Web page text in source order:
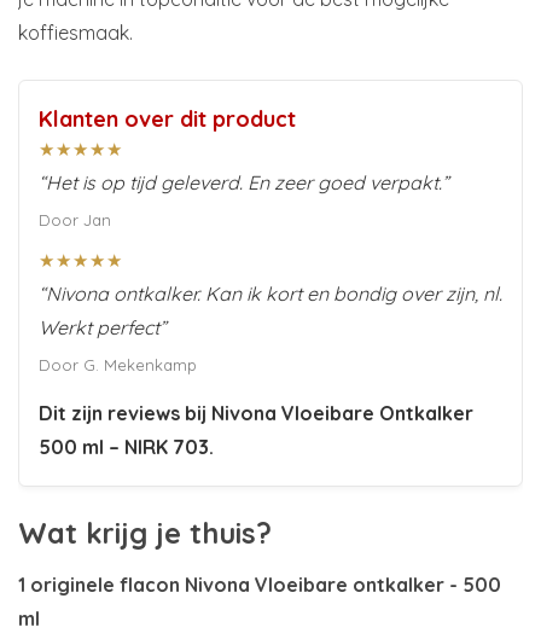
koffiesmaak.
Klanten over dit product
★★★★★
“Het is op tijd geleverd. En zeer goed verpakt.”
Door Jan
★★★★★
“Nivona ontkalker. Kan ik kort en bondig over zijn, nl.
Werkt perfect”
Door G. Mekenkamp
Dit zijn reviews bij Nivona Vloeibare Ontkalker
500 ml – NIRK 703.
Wat krijg je thuis?
1 originele flacon Nivona Vloeibare ontkalker - 500
ml